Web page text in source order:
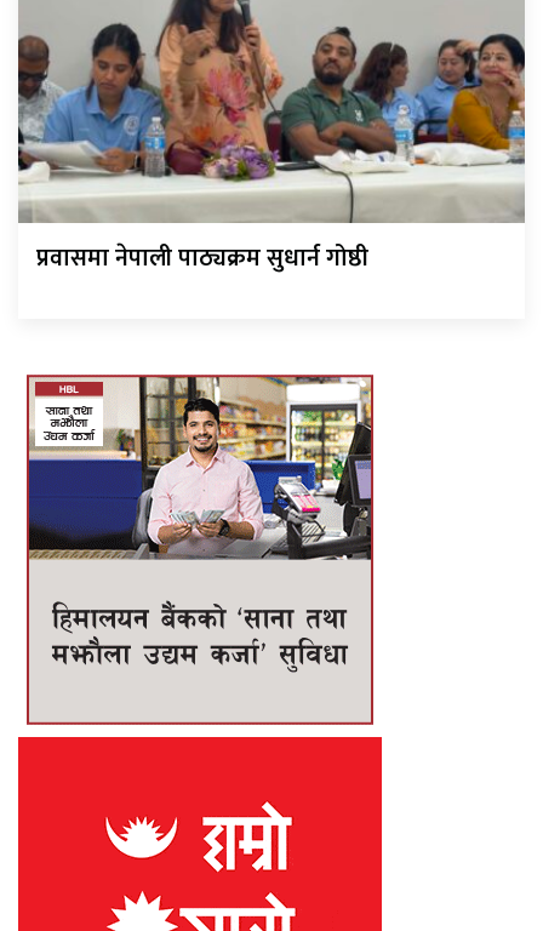
प्रवासमा नेपाली पाठ्यक्रम सुधार्न गोष्ठी